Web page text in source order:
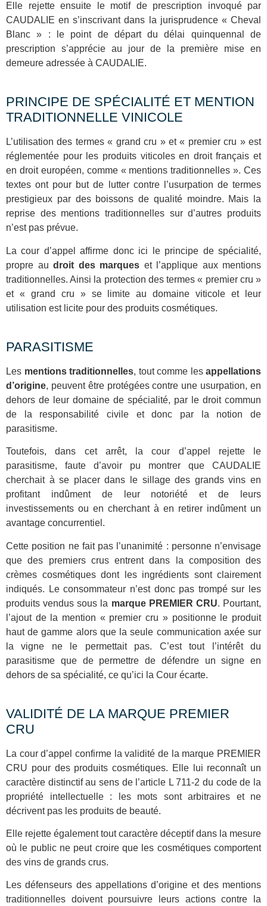
Elle rejette ensuite le motif de prescription invoqué par
CAUDALIE en s’inscrivant dans la jurisprudence « Cheval
Blanc » : le point de départ du délai quinquennal de
prescription s’apprécie au jour de la première mise en
demeure adressée à CAUDALIE.
PRINCIPE DE SPÉCIALITÉ ET MENTION
TRADITIONNELLE VINICOLE
L’utilisation des termes « grand cru » et « premier cru » est
réglementée pour les produits viticoles en droit français et
en droit européen, comme « mentions traditionnelles ». Ces
textes ont pour but de lutter contre l’usurpation de termes
prestigieux par des boissons de qualité moindre. Mais la
reprise des mentions traditionnelles sur d’autres produits
n’est pas prévue.
La cour d’appel affirme donc ici le principe de spécialité,
propre au droit des marques et l’applique aux mentions
traditionnelles. Ainsi la protection des termes « premier cru »
et « grand cru » se limite au domaine viticole et leur
utilisation est licite pour des produits cosmétiques.
PARASITISME
Les mentions traditionnelles, tout comme les appellations
d’origine, peuvent être protégées contre une usurpation, en
dehors de leur domaine de spécialité, par le droit commun
de la responsabilité civile et donc par la notion de
parasitisme.
Toutefois, dans cet arrêt, la cour d’appel rejette le
parasitisme, faute d’avoir pu montrer que CAUDALIE
cherchait à se placer dans le sillage des grands vins en
profitant indûment de leur notoriété et de leurs
investissements ou en cherchant à en retirer indûment un
avantage concurrentiel.
Cette position ne fait pas l’unanimité : personne n’envisage
que des premiers crus entrent dans la composition des
crèmes cosmétiques dont les ingrédients sont clairement
indiqués. Le consommateur n’est donc pas trompé sur les
produits vendus sous la marque PREMIER CRU. Pourtant,
l’ajout de la mention « premier cru » positionne le produit
haut de gamme alors que la seule communication axée sur
la vigne ne le permettait pas. C’est tout l’intérêt du
parasitisme que de permettre de défendre un signe en
dehors de sa spécialité, ce qu’ici la Cour écarte.
VALIDITÉ DE LA MARQUE PREMIER
CRU
La cour d’appel confirme la validité de la marque PREMIER
CRU pour des produits cosmétiques. Elle lui reconnaît un
caractère distinctif au sens de l’article L 711-2 du code de la
propriété intellectuelle : les mots sont arbitraires et ne
décrivent pas les produits de beauté.
Elle rejette également tout caractère déceptif dans la mesure
où le public ne peut croire que les cosmétiques comportent
des vins de grands crus.
Les défenseurs des appellations d’origine et des mentions
traditionnelles doivent poursuivre leurs actions contre la